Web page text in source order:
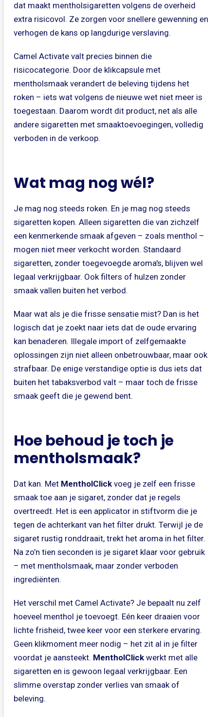
dat maakt mentholsigaretten volgens de overheid
extra risicovol. Ze zorgen voor snellere gewenning en
verhogen de kans op langdurige verslaving.
Camel Activate valt precies binnen die
risicocategorie. Door de klikcapsule met
mentholsmaak verandert de beleving tijdens het
roken – iets wat volgens de nieuwe wet niet meer is
toegestaan. Daarom wordt dit product, net als alle
andere sigaretten met smaaktoevoegingen, volledig
verboden in de verkoop.
Wat mag nog wél?
Je mag nog steeds roken. En je mag nog steeds
sigaretten kopen. Alleen sigaretten die van zichzelf
een kenmerkende smaak afgeven – zoals menthol –
mogen niet meer verkocht worden. Standaard
sigaretten, zonder toegevoegde aroma's, blijven wel
legaal verkrijgbaar. Ook filters of hulzen zonder
smaak vallen buiten het verbod.
Maar wat als je die frisse sensatie mist? Dan is het
logisch dat je zoekt naar iets dat de oude ervaring
kan benaderen. Illegale import of zelfgemaakte
oplossingen zijn niet alleen onbetrouwbaar, maar ook
strafbaar. De enige verstandige optie is dus iets dat
buiten het tabaksverbod valt – maar toch de frisse
smaak geeft die je gewend bent.
Hoe behoud je toch je
mentholsmaak?
Dat kan. Met MentholClick voeg je zelf een frisse
smaak toe aan je sigaret, zonder dat je regels
overtreedt. Het is een applicator in stiftvorm die je
tegen de achterkant van het filter drukt. Terwijl je de
sigaret rustig ronddraait, trekt het aroma in het filter.
Na zo’n tien seconden is je sigaret klaar voor gebruik
– met mentholsmaak, maar zonder verboden
ingrediënten.
Het verschil met Camel Activate? Je bepaalt nu zelf
hoeveel menthol je toevoegt. Eén keer draaien voor
lichte frisheid, twee keer voor een sterkere ervaring.
Geen klikmoment meer nodig – het zit al in je filter
voordat je aansteekt. MentholClick werkt met alle
sigaretten en is gewoon legaal verkrijgbaar. Een
slimme overstap zonder verlies van smaak of
beleving.